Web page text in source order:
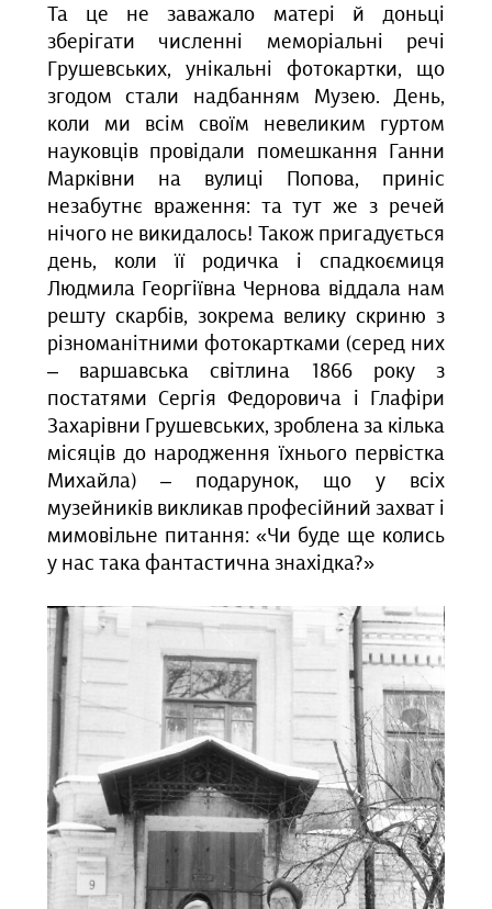
Та це не заважало матері й доньці
зберігати численні меморіальні речі
Грушевських, унікальні фотокартки, що
згодом стали надбанням Музею. День,
коли ми всім своїм невеликим гуртом
науковців провідали помешкання Ганни
Марківни на вулиці Попова, приніс
незабутнє враження: та тут же з речей
нічого не викидалось! Також пригадується
день, коли її родичка і спадкоємиця
Людмила Георгіївна Чернова віддала нам
решту скарбів, зокрема велику скриню з
різноманітними фотокартками (серед них
– варшавська світлина 1866 року з
постатями Сергія Федоровича і Глафіри
Захарівни Грушевських, зроблена за кілька
місяців до народження їхнього первістка
Михайла) – подарунок, що у всіх
музейників викликав професійний захват і
мимовільне питання: «Чи буде ще колись
у нас така фантастична знахідка?»